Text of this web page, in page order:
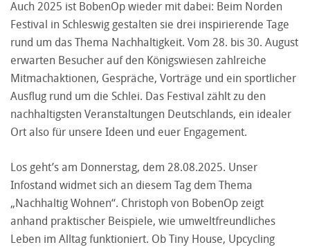
Auch 2025 ist BobenOp wieder mit dabei: Beim Norden
Festival in Schleswig gestalten sie drei inspirierende Tage
rund um das Thema Nachhaltigkeit. Vom 28. bis 30. August
erwarten Besucher auf den Königswiesen zahlreiche
Mitmachaktionen, Gespräche, Vorträge und ein sportlicher
Ausflug rund um die Schlei. Das Festival zählt zu den
nachhaltigsten Veranstaltungen Deutschlands, ein idealer
Ort also für unsere Ideen und euer Engagement.
Los geht’s am Donnerstag, dem 28.08.2025. Unser
Infostand widmet sich an diesem Tag dem Thema
„Nachhaltig Wohnen“. Christoph von BobenOp zeigt
anhand praktischer Beispiele, wie umweltfreundliches
Leben im Alltag funktioniert. Ob Tiny House, Upcycling